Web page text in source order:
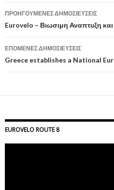
Πλοήγηση
άρθρων
ΠΡΟΗΓΟΎΜΕΝΕΣ ΔΗΜΟΣΙΕΎΣΕΙΣ
Eurovelo – Βιωσιμη Αναπτυξη
ΕΠΌΜΕΝΕΣ ΔΗΜΟΣΙΕΎΣΕΙΣ
Greece establishes a National
EUROVELO ROUTE 8